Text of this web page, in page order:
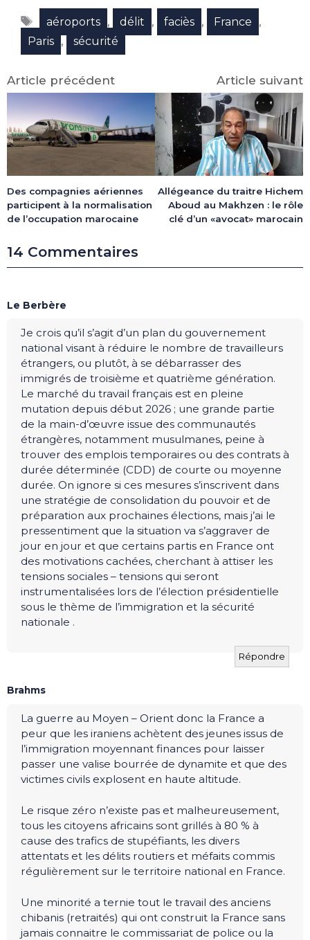
Facebook
X
(Twitter)
LinkedInEmailWhatsAppTelegram
Étiquettes
aéroports , délit , faciès , France ,
Paris , sécurité
Article précédent
Des compagnies aériennes
participent à la normalisation
de l’occupation marocaine
Article suivant
Allégeance du traitre Hichem
Aboud au Makhzen : le rôle
clé d’un «avocat» marocain
14 Commentaires
Le Berbère
Je crois qu’il s’agit d’un plan du gouvernement
national visant à réduire le nombre de travailleurs
étrangers, ou plutôt, à se débarrasser des
immigrés de troisième et quatrième génération.
Le marché du travail français est en pleine
mutation depuis début 2026 ; une grande partie
de la main-d’œuvre issue des communautés
étrangères, notamment musulmanes, peine à
trouver des emplois temporaires ou des contrats à
durée déterminée (CDD) de courte ou moyenne
durée. On ignore si ces mesures s’inscrivent dans
une stratégie de consolidation du pouvoir et de
préparation aux prochaines élections, mais j’ai le
pressentiment que la situation va s’aggraver de
jour en jour et que certains partis en France ont
des motivations cachées, cherchant à attiser les
tensions sociales – tensions qui seront
instrumentalisées lors de l’élection présidentielle
sous le thème de l’immigration et la sécurité
nationale .
Répondre
Brahms
La guerre au Moyen – Orient donc la France a
peur que les iraniens achètent des jeunes issus de
l’immigration moyennant finances pour laisser
passer une valise bourrée de dynamite et que des
victimes civils explosent en haute altitude.
Le risque zéro n’existe pas et malheureusement,
tous les citoyens africains sont grillés à 80 % à
cause des trafics de stupéfiants, les divers
attentats et les délits routiers et méfaits commis
régulièrement sur le territoire national en France.
Une minorité a ternie tout le travail des anciens
chibanis (retraités) qui ont construit la France sans
jamais connaitre le commissariat de police ou la